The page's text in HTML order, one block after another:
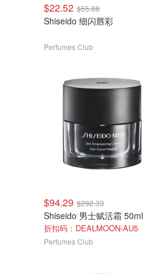
$22.52 $55.88
Shiseido 细闪唇彩
Perfumes Club
$94.29 $292.33
Shiseido 男士赋活霜 50ml
折扣码：DEALMOON-AU5
Perfumes Club